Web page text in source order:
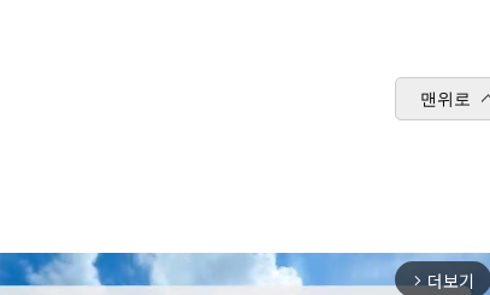
맨위로
arrow_forward_ios 더보기